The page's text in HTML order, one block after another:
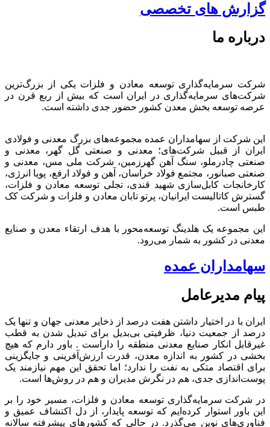
گزارش های تخصصی
درباره ما
شرکت سرمایه‌گذاری توسعه معادن و فلزات یکی از بزرگ‌ترین
شرکت‌های سرمایه‌گذاری در ایران است که بیش از ربع قرن در
عرصه توسعه بخش معدن کشور حضور جدی داشته است.
این شرکت از سهامداران عمده مجموعه‌های بزرگ معدنی و فولادی
ایران از قبیل شرکت‌های؛ معدنی و صنعتی گل گهر، معدنی و
صنعتی چادرملو، سنگ آهن گهرزمین، شرکت ملی مس، معدنی و
صنعتی صبانور، مجتمع فولاد خراسان، آهن و فولاد ارفع، پویا انرژی،
کارخانجات کابل‌سازی شهید قندی، تجلی توسعه معادن و فلزات،
گسترش کاتالیست ایرانیان، پرتو تابان معادن و فلزات و شرکت کک
طبس است.
این مجموعه یک هلدینگ توسعه‌محور با هدف ارتقاء معدن و صنایع
معدنی در کشور به شمار می‌رود.
سهامداران عمده
پیام مدیرعامل
ایران با در اختیار داشتن هفت درصد از ذخایر معدنی جهان و تنها یک
درصد از جمعیت دنیا، ظرفیتی بی‌بدیل برای تبدیل شدن به قطب
غیرقابل انکار صنایع معدنی منطقه را داراست . باور دارم که هیچ
بخشی در کشور به اندازه معدن، قدرت ارزش‌آفرینی و جایگزینی
برای اقتصاد متکی به نفت را ندارد؛ اما تحقق این مهم نیازمند یک
پوست‌اندازی جدی، هم در نگرش مدیران و هم در روش‌ها است.
در شرکت سرمایه‌گذاری توسعه معادن و فلزات، مسیر خود را بر
این باور استوار کرده‌ایم که توسعه پایدار، از دل اکتشاف عمیق و
فناوری‌های نوین می‌گذرد. در حالی که کشورهای پیشرفته سالانه